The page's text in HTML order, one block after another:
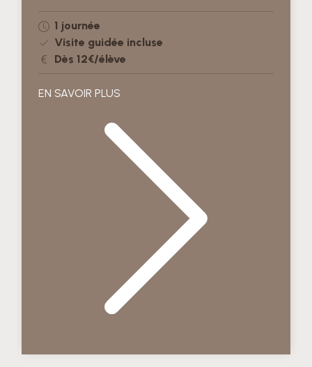
1 journée
Visite guidée incluse
Dès 12€/élève
EN SAVOIR PLUS